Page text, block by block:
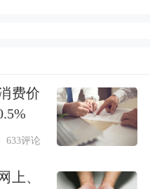
费价
633评论
上、